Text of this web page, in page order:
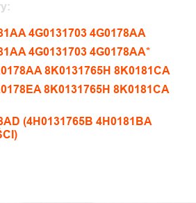
4G0131703 4G0178AA
4G0131703 4G0178AA*
8K0131765H 8K0181CA
8K0131765H 8K0181CA
(4H0131765B 4H0181BA